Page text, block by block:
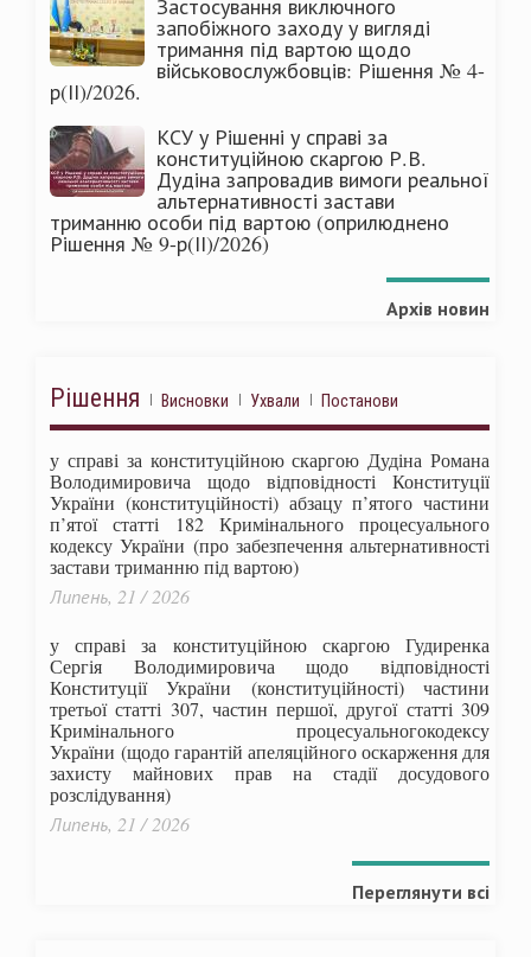
Застосування виключного
запобіжного заходу у вигляді
тримання під вартою щодо
військовослужбовців: Рішення № 4-
р(ІІ)/2026.
КСУ у Рішенні у справі за
конституційною скаргою Р.В.
Дудіна запровадив вимоги реальної
альтернативності застави
триманню особи під вартою (оприлюднено
Рішення № 9-р(ІІ)/2026)
Архів новин
Рішення Висновки Ухвали Постанови
у справі за конституційною скаргою Дудіна Романа
Володимировича щодо відповідності Конституції
України (конституційності) абзацу п’ятого частини
п’ятої статті 182 Кримінального процесуального
кодексу України (про забезпечення альтернативності
застави триманню під вартою)
Липень, 21 / 2026
у справі за конституційною скаргою Гудиренка
Сергія Володимировича щодо відповідності
Конституції України (конституційності) частини
третьої статті 307, частин першої, другої статті 309
Кримінального процесуальногокодексу
України (щодо гарантій апеляційного оскарження для
захисту майнових прав на стадії досудового
розслідування)
Липень, 21 / 2026
Переглянути всі